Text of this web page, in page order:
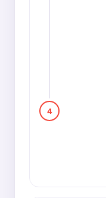
4